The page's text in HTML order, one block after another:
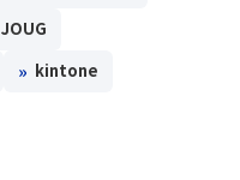
JOUG
» kintone